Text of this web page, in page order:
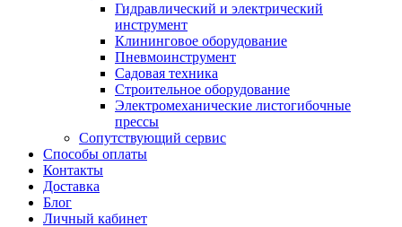
Гидравлический и электрический
инструмент
Клининговое оборудование
Пневмоинструмент
Садовая техника
Строительное оборудование
Электромеханические листогибочные
прессы
Сопутствующий сервис
Способы оплаты
Контакты
Доставка
Блог
Личный кабинет